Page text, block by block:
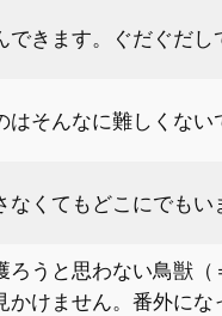
できます。ぐだぐだし
はそんなに難しくない
なくてもどこにでもい
ろうと思わない鳥獣
かけません。番外に